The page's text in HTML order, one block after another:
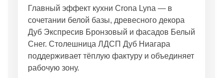
Crona Lyna подойдёт тем, кто ищет кухню на заказ с
выразительным древесным декором, белыми
фасадами и продуманной встроенной техникой.
Проект хорошо впишется в квартиру, кухню-гостиную
или помещение, где нужно совместить хранение,
рабочую зону и технику для ежедневного
приготовления.
Главный эффект кухни Crona Lyna — в
сочетании белой базы, древесного декора
Дуб Экспресив Бронзовый и фасадов Белый
Снег. Столешница ЛДСП Дуб Ниагара
поддерживает тёплую фактуру и объединяет
рабочую зону.